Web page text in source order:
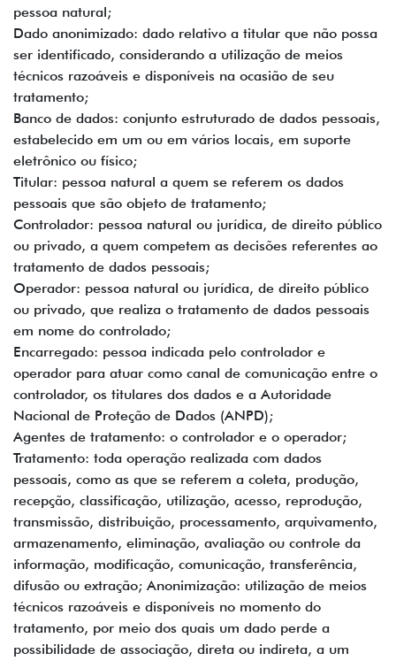
pessoa natural;
Dado anonimizado: dado relativo a titular que não possa
ser identificado, considerando a utilização de meios
técnicos razoáveis e disponíveis na ocasião de seu
tratamento;
Banco de dados: conjunto estruturado de dados pessoais,
estabelecido em um ou em vários locais, em suporte
eletrônico ou físico;
Titular: pessoa natural a quem se referem os dados
pessoais que são objeto de tratamento;
Controlador: pessoa natural ou jurídica, de direito público
ou privado, a quem competem as decisões referentes ao
tratamento de dados pessoais;
Operador: pessoa natural ou jurídica, de direito público
ou privado, que realiza o tratamento de dados pessoais
em nome do controlado;
Encarregado: pessoa indicada pelo controlador e
operador para atuar como canal de comunicação entre o
controlador, os titulares dos dados e a Autoridade
Nacional de Proteção de Dados (ANPD);
Agentes de tratamento: o controlador e o operador;
Tratamento: toda operação realizada com dados
pessoais, como as que se referem a coleta, produção,
recepção, classificação, utilização, acesso, reprodução,
transmissão, distribuição, processamento, arquivamento,
armazenamento, eliminação, avaliação ou controle da
informação, modificação, comunicação, transferência,
difusão ou extração; Anonimização: utilização de meios
técnicos razoáveis e disponíveis no momento do
tratamento, por meio dos quais um dado perde a
possibilidade de associação, direta ou indireta, a um